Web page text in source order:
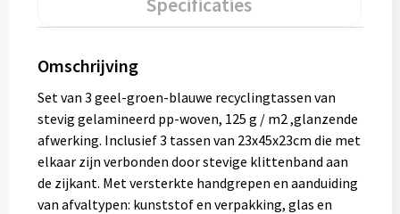
Klassieke paraplu's
Opvouwbare paraplu's
Divers
Technologie
Omschrijving
Set van 3 geel-groen-blauwe recyclingtassen van
stevig gelamineerd pp-woven, 125 g / m2 ,glanzende
afwerking. Inclusief 3 tassen van 23x45x23cm die met
elkaar zijn verbonden door stevige klittenband aan
de zijkant. Met versterkte handgrepen en aanduiding
van afvaltypen: kunststof en verpakking, glas en